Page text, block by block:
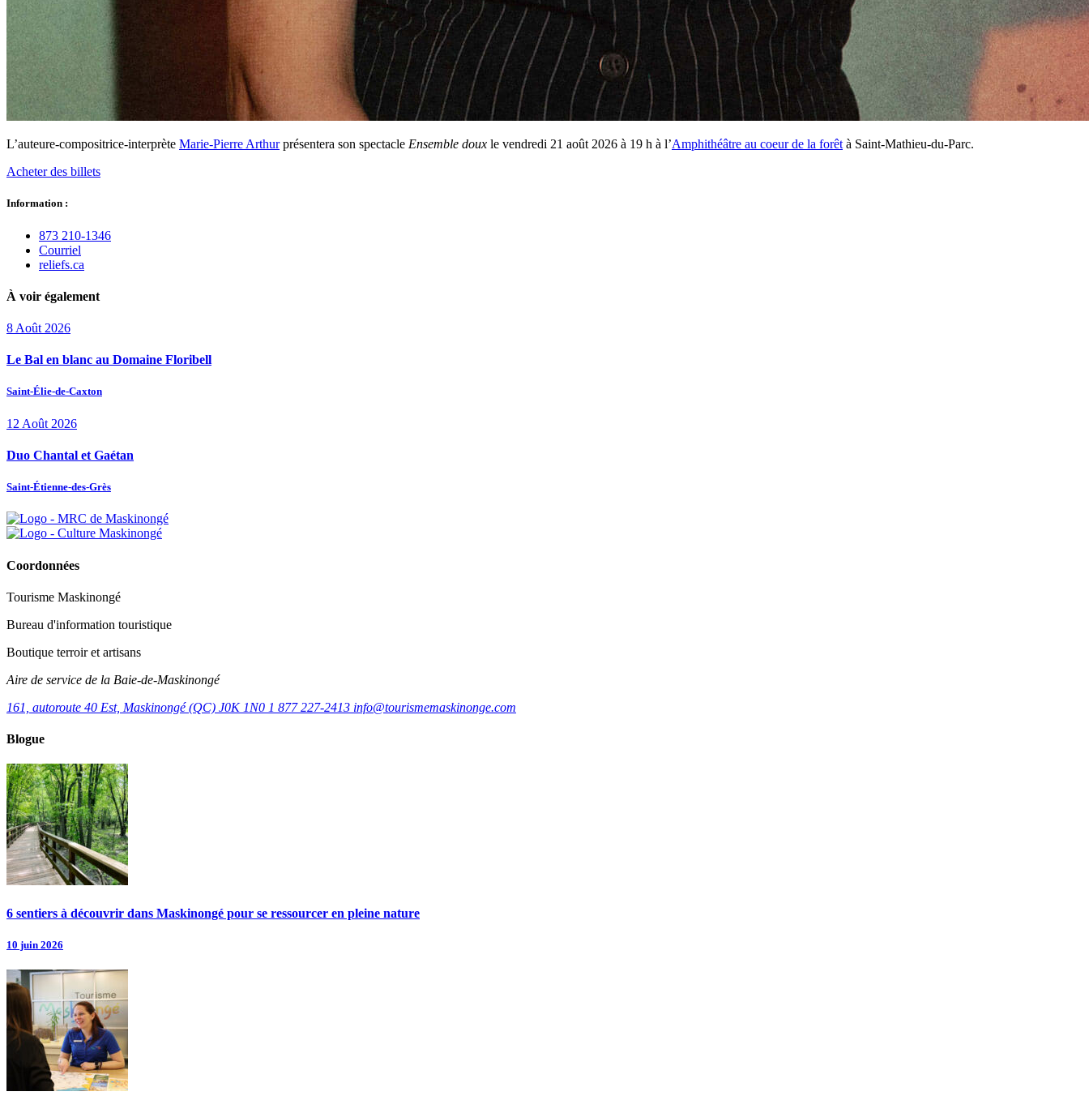
L’auteure-compositrice-interprète Marie-Pierre Arthurprésentera son spectacle Ensemble doux le vendredi 21 août 2026 à 19 h à l’Amphithéâtre au coeur de la forêt à Saint-Mathieu-du-Parc.
Acheter des billets
Information :
873 210‑1346
Courriel
reliefs.ca
À voir également
8 Août 2026
Le Bal en blanc au Domaine Floribell
Saint-Élie-de-Caxton
12 Août 2026
Duo Chantal et Gaétan
Saint-Étienne-des-Grès
Coordonnées
Tourisme Maskinongé
Bureau d'information touristique
Boutique terroir et artisans
Aire de service de la Baie-de-Maskinongé
161, autoroute 40 Est, Maskinongé (QC) J0K 1N0 1 877 227-2413 info@tourismemaskinonge.com
Blogue
6 sentiers à découvrir dans Maskinongé pour se ressourcer en pleine nature
10 juin 2026